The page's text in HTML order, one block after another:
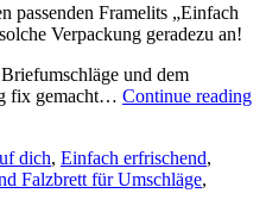
passenden Framelits „Einfach
Verpackung geradezu an!
und dem
fix gemacht… Continue reading
dich, Einfach erfrischend,
Falzbrett für Umschläge,